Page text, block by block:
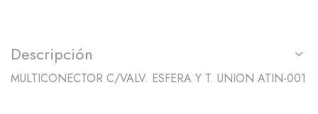
Descripción
MULTICONECTOR C/VALV. ESFERA Y T. UNION ATIN-001